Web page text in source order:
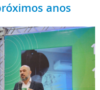
anos